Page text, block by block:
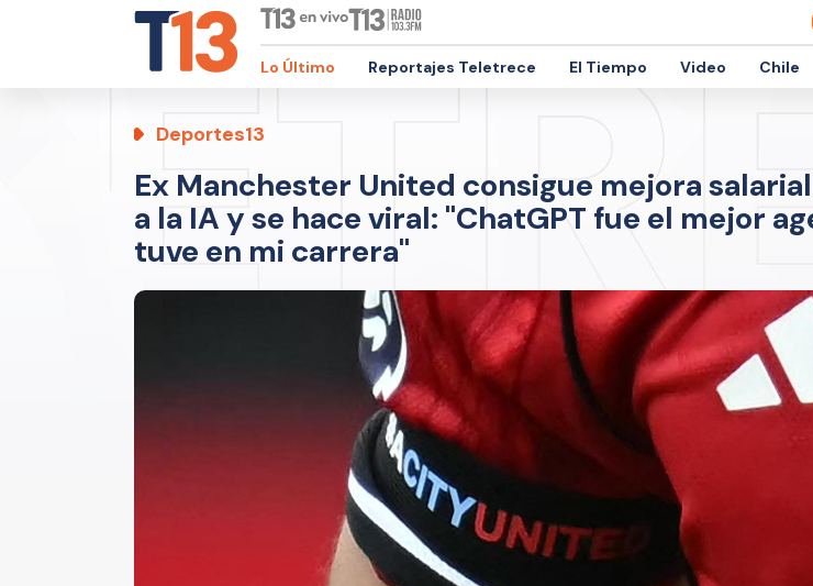
Lo Último Reportajes Teletrece El Tiempo Video Chile
Deportes13
Ex Manchester United consigue mejora
a la IA y se hace viral: "ChatGPT fue el mejor
tuve en mi carrera"